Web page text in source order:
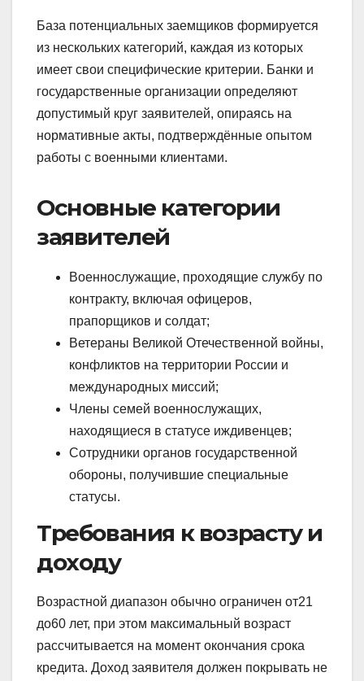
База потенциальных заемщиков формируется
из нескольких категорий, каждая из которых
имеет свои специфические критерии. Банки и
государственные организации определяют
допустимый круг заявителей, опираясь на
нормативные акты, подтверждённые опытом
работы с военными клиентами.
Основные категории
заявителей
Военнослужащие, проходящие службу по
контракту, включая офицеров,
прапорщиков и солдат;
Ветераны Великой Отечественной войны,
конфликтов на территории России и
международных миссий;
Члены семей военнослужащих,
находящиеся в статусе иждивенцев;
Сотрудники органов государственной
обороны, получившие специальные
статусы.
Требования к возрасту и
доходу
Возрастной диапазон обычно ограничен от21
до60 лет, при этом максимальный возраст
рассчитывается на момент окончания срока
кредита. Доход заявителя должен покрывать не